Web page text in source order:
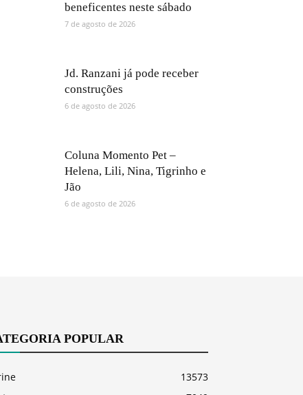
beneficentes neste sábado
7 de agosto de 2026
Jd. Ranzani já pode receber
construções
6 de agosto de 2026
Coluna Momento Pet –
Helena, Lili, Nina, Tigrinho e
Jão
6 de agosto de 2026
POPULAR
13573